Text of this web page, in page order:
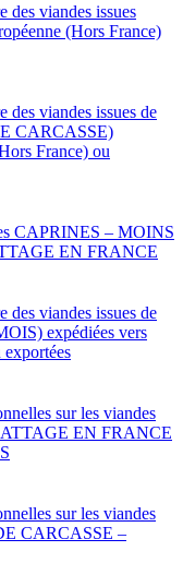
des viandes issues
(Hors France)
des viandes issues de
CARCASSE)
France) ou
CAPRINES – MOINS
EN FRANCE
des viandes issues de
expédiées vers
sur les viandes
EN FRANCE
sur les viandes
CARCASSE –